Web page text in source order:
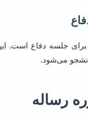
جلسه دفاع است.
می‌شود.
رساله